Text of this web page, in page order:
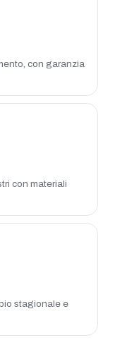
con garanzia
con materiali
stagionale e